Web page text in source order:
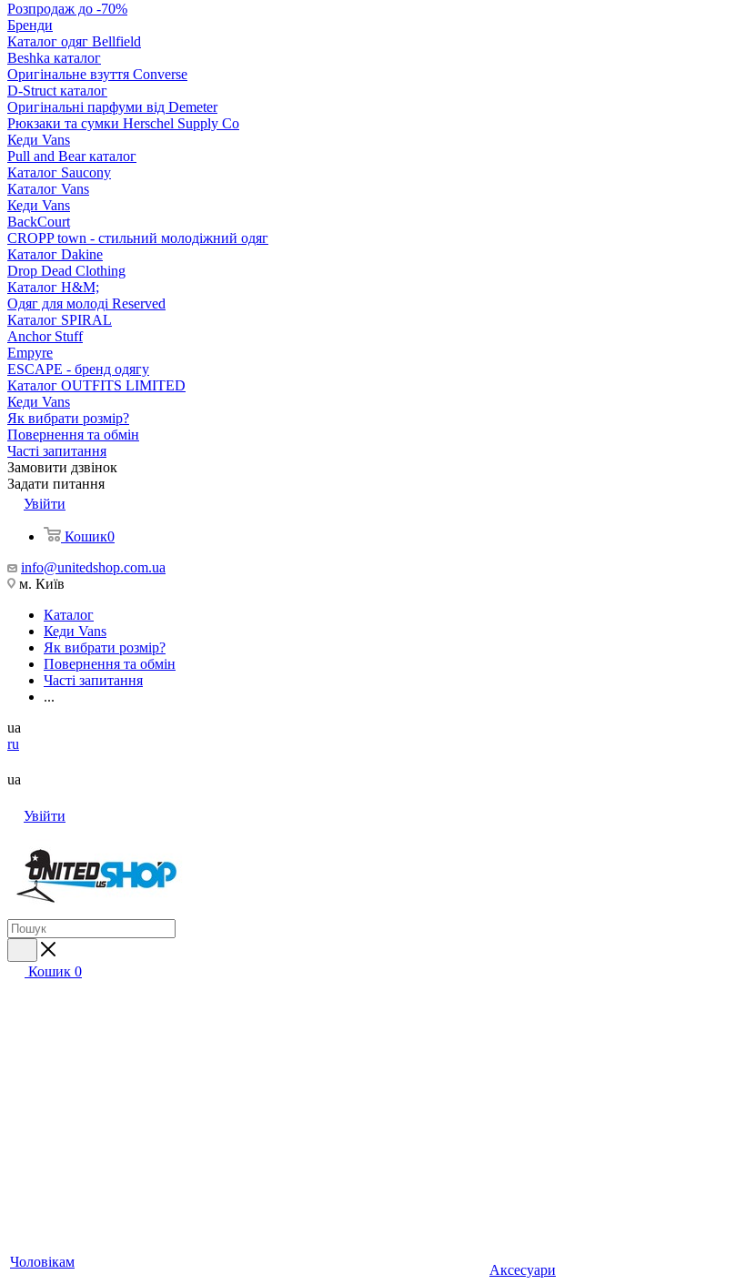
Розпродаж до -70%
Бренди
Каталог одяг Bellfield
Beshka каталог
Оригінальне взуття Converse
D-Struct каталог
Оригінальні парфуми від Demeter
Рюкзаки та сумки Herschel Supply Co
Кеди Vans
Pull and Bear каталог
Каталог Saucony
Каталог Vans
Кеди Vans
BackCourt
CROPP town - стильний молодіжний одяг
Каталог Dakine
Drop Dead Clothing
Каталог H&M;
Одяг для молоді Reserved
Каталог SPIRAL
Anchor Stuff
Empyre
ESCAPE - бренд одягу
Каталог OUTFITS LIMITED
Кеди Vans
Як вибрати розмір?
Повернення та обмін
Часті запитання
Замовити дзвінок
Задати питання
Увійти
Кошик0
info@unitedshop.com.ua
м. Київ
Каталог
Кеди Vans
Як вибрати розмір?
Повернення та обмін
Часті запитання
...
ua
ru
ua
Увійти
Кошик 0
Чоловікам
Аксесуари